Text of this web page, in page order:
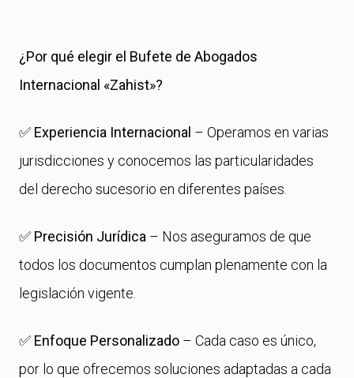
¿Por qué elegir el Bufete de Abogados
Internacional «Zahist»?
✅ Experiencia Internacional – Operamos en varias
jurisdicciones y conocemos las particularidades
del derecho sucesorio en diferentes países.
✅ Precisión Jurídica – Nos aseguramos de que
todos los documentos cumplan plenamente con la
legislación vigente.
✅ Enfoque Personalizado – Cada caso es único,
por lo que ofrecemos soluciones adaptadas a cada